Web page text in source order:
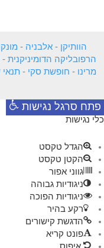
הוותיקן - אלבניה -
הרפובליקה הדומיניקנית -
מרינו - חופשת סקי - תנאי
פתח סרגל נגישות
כלי נגישות
הגדל טקסט
הקטן טקסט
גווני אפור
ניגודיות גבוהה
ניגודיות הפוכה
רקע בהיר
הדגשת קישורים
פונט קריא